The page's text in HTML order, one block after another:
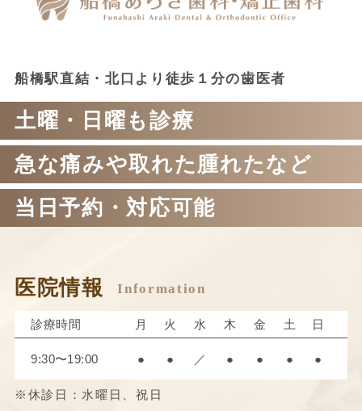
船橋駅直結・北口より徒歩１分の歯医者
土曜・日曜も診療
急な痛みや取れた腫れたなど
当日予約・対応可能
医院情報
診療時間 月 火 水 木 金 土 日
9:30〜19:00 ● ● ／ ● ● ● ●
※休診日：水曜日、祝日